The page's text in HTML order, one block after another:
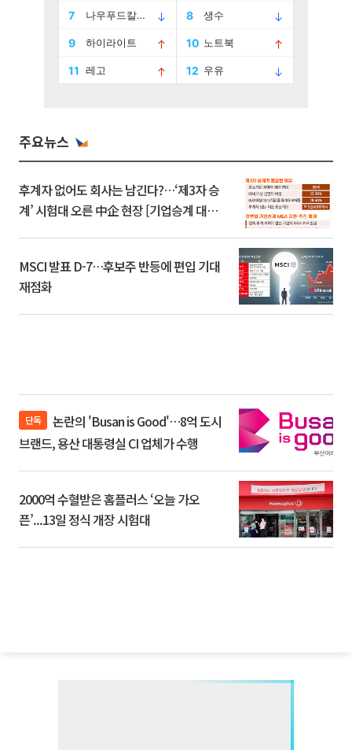
주요뉴스
후계자 없어도 회사는 남긴다?…‘제3자 승
계’ 시험대 오른 中企 현장 [기업승계 대전
MSCI 발표 D-7…후보주 반등에 편입 기대
재점화
단독
브랜드, 용산 대통령실 CI 업체가 수행
2000억 수혈받은 홈플러스 ‘오늘 가오
픈’...13일 정식 개장 시험대